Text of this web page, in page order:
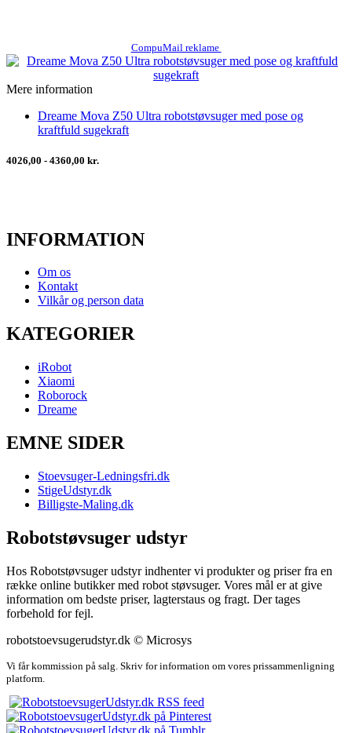
CompuMail reklame
Mere information
Dreame Mova Z50 Ultra robotstøvsuger med pose og
kraftfuld sugekraft
4026,00 - 4360,00 kr.
INFORMATION
Om os
Kontakt
Vilkår og person data
KATEGORIER
iRobot
Xiaomi
Roborock
Dreame
EMNE SIDER
Stoevsuger-Ledningsfri.dk
StigeUdstyr.dk
Billigste-Maling.dk
Robotstøvsuger udstyr
Hos Robotstøvsuger udstyr indhenter vi produkter og priser fra en
række online butikker med robot støvsuger. Vores mål er at give
information om bedste priser, lagterstaus og fragt. Der tages
forbehold for fejl.
robotstoevsugerudstyr.dk © Microsys
Vi får kommission på salg. Skriv for information om vores prissammenligning
platform.